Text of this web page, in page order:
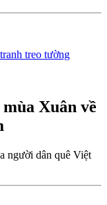
Xuân về
người dân quê Việt